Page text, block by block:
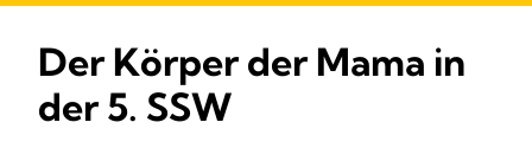
Der Körper der Mama in
der 5. SSW